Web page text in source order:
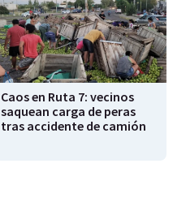
Caos en Ruta 7: vecinos
saquean carga de peras
tras accidente de camión